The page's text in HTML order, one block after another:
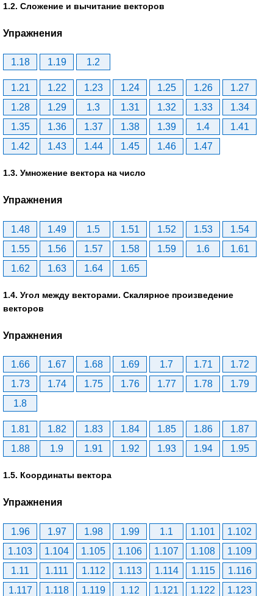
1.2. Сложение и вычитание векторов
Упражнения
1.18 1.19 1.2
1.21 1.22 1.23 1.24 1.25 1.26
1.27
1.28
1.29 1.3 1.31 1.32 1.33
1.34
1.35
1.36 1.37 1.38 1.39 1.4
1.41
1.42
1.43 1.44 1.45 1.46 1.47
1.3. Умножение вектора на число
Упражнения
1.48 1.49 1.5 1.51 1.52 1.53
1.54
1.55
1.56 1.57 1.58 1.59 1.6
1.61
1.62
1.63 1.64 1.65
1.4. Угол между векторами. Скалярное произведение
векторов
Упражнения
1.66 1.67 1.68 1.69 1.7 1.71
1.72
1.73
1.74 1.75 1.76 1.77 1.78
1.79
1.8
1.81 1.82 1.83 1.84 1.85 1.86
1.87
1.88
1.9 1.91 1.92 1.93 1.94 1.95
1.5. Координаты вектора
Упражнения
1.96 1.97 1.98 1.99 1.1 1.101
1.102
1.103
1.104 1.105 1.106 1.107 1.108
1.109
1.11
1.111 1.112 1.113 1.114 1.115
1.116
1.117
1.118 1.119 1.12 1.121 1.122
1.123